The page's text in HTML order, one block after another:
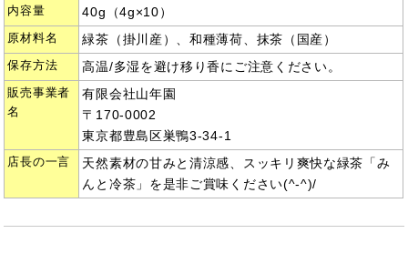
内容量 40g（4g×10）
原材料名 緑茶（掛川産）、和種薄荷、抹茶（国産）
保存方法 高温/多湿を避け移り香にご注意ください。
販売事業者
名
有限会社山年園
〒170-0002
東京都豊島区巣鴨3-34-1
店長の一言
天然素材の甘みと清涼感、スッキリ爽快な緑茶「み
んと冷茶」を是非ご賞味ください(^-^)/